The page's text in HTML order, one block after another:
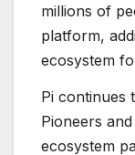
millions of
platform,
ecosystem
Pi continues
Pioneers
ecosystem